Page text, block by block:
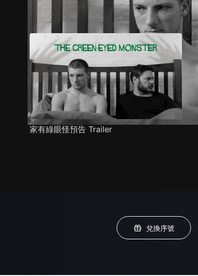
推薦影片 劇情介紹
家有綠眼怪預告 Trailer
兌換序號